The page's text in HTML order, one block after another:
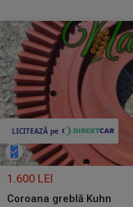
1.600 LEI
Coroana greblă Kuhn